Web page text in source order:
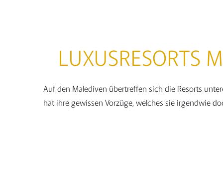
LUXUSRESORTS
Auf den Malediven übertreffen sich die Resorts
hat ihre gewissen Vorzüge, welches sie irgendwie